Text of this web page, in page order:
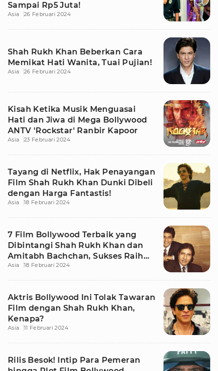
Sampai Rp5 Juta!
Asia 26 Februari 2024
Shah Rukh Khan Beberkan Cara
Memikat Hati Wanita, Tuai Pujian!
Asia 26 Februari 2024
Kisah Ketika Musik Menguasai
Hati dan Jiwa di Mega Bollywood
ANTV 'Rockstar' Ranbir Kapoor
Asia 23 Februari 2024
Tayang di Netflix, Hak Penayangan
Film Shah Rukh Khan Dunki Dibeli
dengan Harga Fantastis!
Asia 18 Februari 2024
7 Film Bollywood Terbaik yang
Dibintangi Shah Rukh Khan dan
Amitabh Bachchan, Sukses Raih
Box Office
Asia 18 Februari 2024
Aktris Bollywood Ini Tolak Tawaran
Film dengan Shah Rukh Khan,
Kenapa?
Asia 11 Februari 2024
Rilis Besok! Intip Para Pemeran